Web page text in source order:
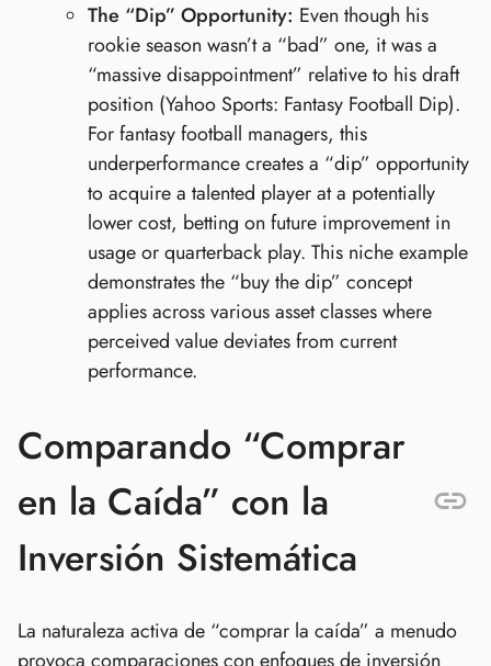
The “Dip” Opportunity: Even though his
rookie season wasn’t a “bad” one, it was a
“massive disappointment” relative to his draft
position (Yahoo Sports: Fantasy Football Dip).
For fantasy football managers, this
underperformance creates a “dip” opportunity
to acquire a talented player at a potentially
lower cost, betting on future improvement in
usage or quarterback play. This niche example
demonstrates the “buy the dip” concept
applies across various asset classes where
perceived value deviates from current
performance.
Comparando “Comprar
en la Caída” con la
Inversión Sistemática
La naturaleza activa de “comprar la caída” a menudo
provoca comparaciones con enfoques de inversión